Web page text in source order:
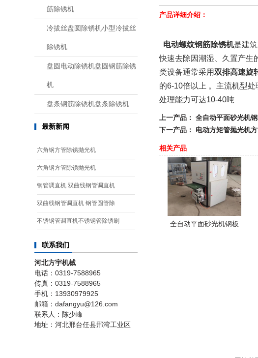
筋除锈机
冷拔丝盘圆除锈机小型冷拔丝
除锈机
盘圆电动除锈机盘圆钢筋除锈
机
盘条钢筋除锈机盘条除锈机
最新新闻
六角钢方管除锈抛光机
六角钢方管除锈抛光机
钢管调直机 双曲线钢管调直机
双曲线钢管调直机 钢管圆管除
不锈钢管调直机不锈钢管除锈刷
联系我们
河北方宇机械
电话：0319-7588965
传真：0319-7588965
手机：13930979925
邮箱：dafangyu@126.com
联系人：陈少峰
地址：河北邢台任县邢湾工业区
产品详细介绍：
电动螺纹钢筋除锈机是建
快速去除因潮湿、久置产生
类设备通常采用‌双排高速旋
的6-10倍以上 。主流机型处
处理能力可达10-40吨
上一产品： 全自动平面砂光机
下一产品： 电动方矩管抛光机
相关产品
全自动平面砂光机钢板